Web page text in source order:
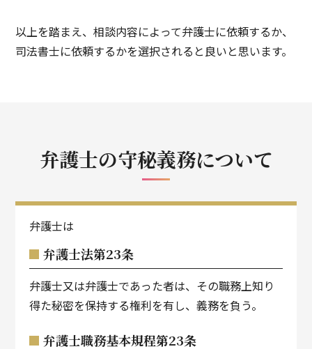
以上を踏まえ、相談内容によって弁護士に依頼するか、
司法書士に依頼するかを選択されると良いと思います。
弁護士の守秘義務について
弁護士は
弁護士法第23条
弁護士又は弁護士であった者は、その職務上知り
得た秘密を保持する権利を有し、義務を負う。
弁護士職務基本規程第23条